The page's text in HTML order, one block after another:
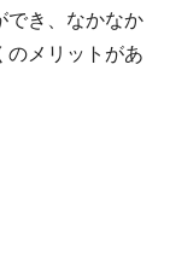
でき、なかなか
のメリットがあ